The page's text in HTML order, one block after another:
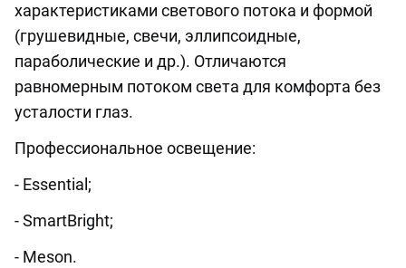
характеристиками светового потока и формой
(грушевидные, свечи, эллипсоидные,
параболические и др.). Отличаются
равномерным потоком света для комфорта без
усталости глаз.
Профессиональное освещение:
- Essential;
- SmartBright;
- Meson.